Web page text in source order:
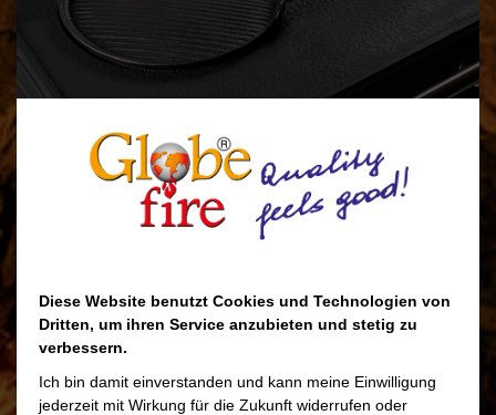
Für das gesunde und schonende Zubereiten
von Speisen im gußeisernen Kochgeschirr
beachten Sie bitte unsere Pflegehinweise.
Diese Website benutzt Cookies und Technologien von
Dritten, um ihren Service anzubieten und stetig zu
verbessern.
Ich bin damit einverstanden und kann meine Einwilligung
jederzeit mit Wirkung für die Zukunft widerrufen oder